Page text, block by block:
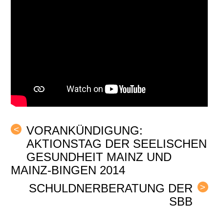
<
VORANKÜNDIGUNG:
AKTIONSTAG DER SEELISCHEN
GESUNDHEIT MAINZ UND
MAINZ-BINGEN 2014
>
SCHULDNERBERATUNG DER
SBB